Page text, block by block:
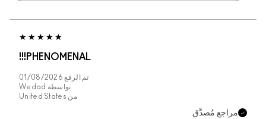
PHENOMENAL!!!
تم الرفع 01/08/2026
بواسطة Wedad
من United States
مراجع مُصدَّق